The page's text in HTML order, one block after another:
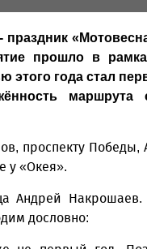
праздник
прошло в
этого года стал
маршрута
проспекту Победы,
у «Окея».
Андрей
дословно: